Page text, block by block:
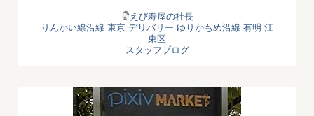
えび寿屋の社長
りんかい線沿線 東京 デリバリー ゆりかもめ沿線 有明 江
東区
スタッフブログ